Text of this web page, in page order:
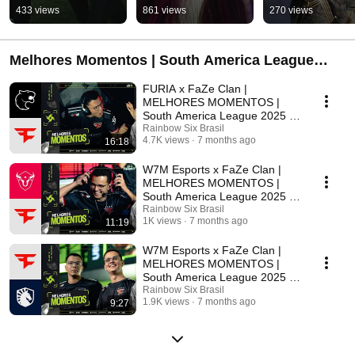
433 views
Don't worry, Belle
has the recap for
you 😉
861 views
Notes so you’re
the loop ✅
270 views
Melhores Momentos | South America League
2025 - Stage 2
16:18
FURIA x FaZe Clan |
MELHORES MOMENTOS |
South America League 2025 -
Finals - Grande Final
Rainbow Six Brasil
4.7K views
7 months ago
11:19
W7M Esports x FaZe Clan |
MELHORES MOMENTOS |
South America League 2025 -
Finals - Chave Inferior
Rainbow Six Brasil
1K views
7 months ago
9:27
W7M Esports x FaZe Clan |
MELHORES MOMENTOS |
South America League 2025 -
Finals - Chave Inferior
Rainbow Six Brasil
1.9K views
7 months ago